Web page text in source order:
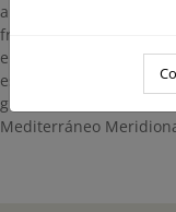
apelotonadas,
fructificación
encontramos en
espinas bastante
gruesa en forma de
Mediterráneo